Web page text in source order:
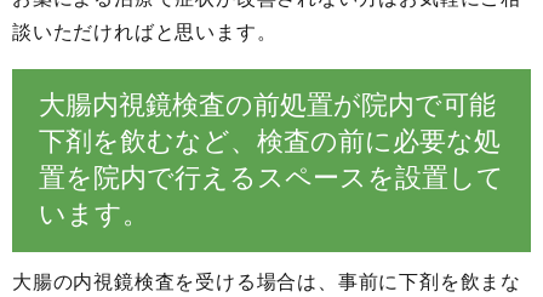
談いただければと思います。
大腸内視鏡検査の前処置が院内で可能
下剤を飲むなど、検査の前に必要な処
置を院内で行えるスペースを設置して
います。
大腸の内視鏡検査を受ける場合は、事前に下剤を飲まな